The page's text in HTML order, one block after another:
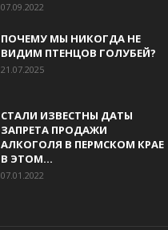
07.09.2022
ПОЧЕМУ МЫ НИКОГДА НЕ
ВИДИМ ПТЕНЦОВ ГОЛУБЕЙ?
21.07.2025
СТАЛИ ИЗВЕСТНЫ ДАТЫ
ЗАПРЕТА ПРОДАЖИ
АЛКОГОЛЯ В ПЕРМСКОМ КРАЕ
В ЭТОМ...
07.01.2022